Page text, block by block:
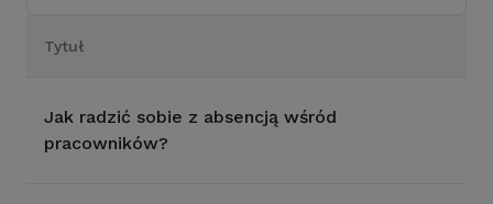
Tytuł
Jak radzić sobie z absencją wśród
pracowników?